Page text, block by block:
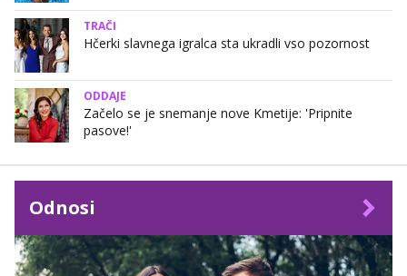
TRAČI
Hčerki slavnega igralca sta ukradli vso pozornost
ODDAJE
Začelo se je snemanje nove Kmetije: 'Pripnite
pasove!'
Odnosi